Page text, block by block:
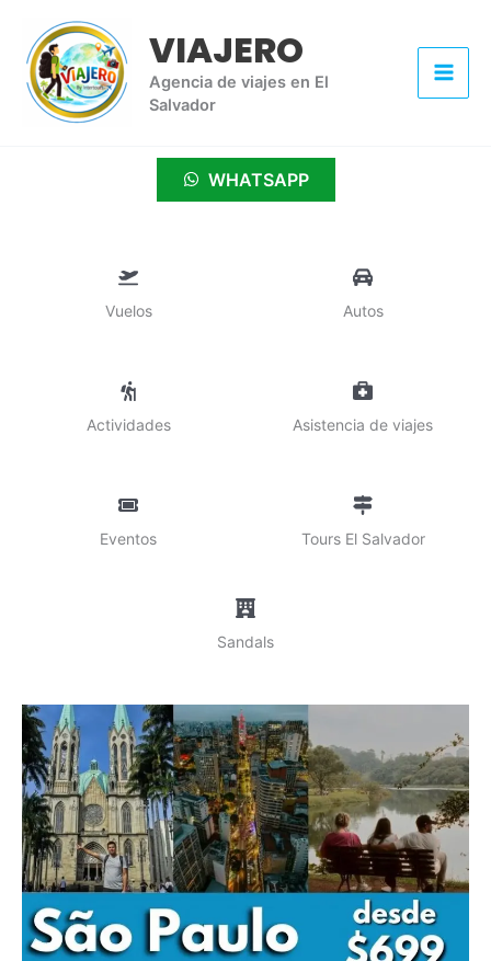
contenido
VIAJERO
Agencia de viajes en El
Salvador
WHATSAPP
Vuelos Autos
Actividades Asistencia de viajes
Eventos Tours El Salvador
Sandals